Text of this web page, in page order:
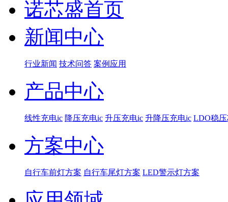
诺芯盛首页
新闻中心
行业新闻 技术问答 案例应用
产品中心
线性充电ic 降压充电ic 升压充电ic 升降压充电ic LDO稳
方案中心
自行车前灯方案 自行车尾灯方案 LED警示灯方案